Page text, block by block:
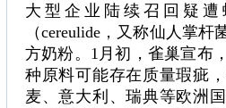
大型企业陆续召回疑
（cereulide，又称仙人掌
方奶粉。1月初，雀巢宣布
种原料可能存在质量瑕疵
麦、意大利、瑞典等欧洲